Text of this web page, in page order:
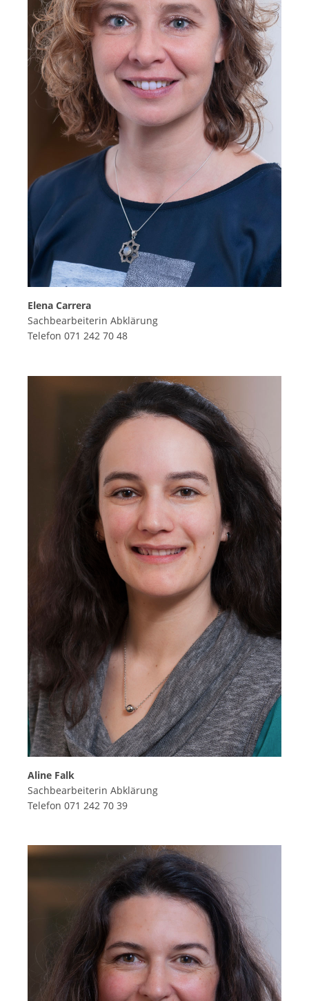
Elena Carrera
Sachbearbeiterin Abklärung
Telefon 071 242 70 48
Aline Falk
Sachbearbeiterin Abklärung
Telefon 071 242 70 39